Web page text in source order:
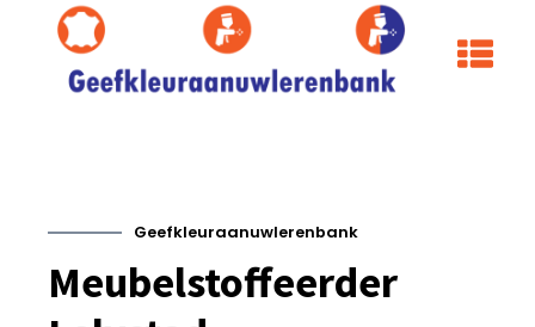
Geefkleuraanuwlerenbank
Meubelstoffeerder